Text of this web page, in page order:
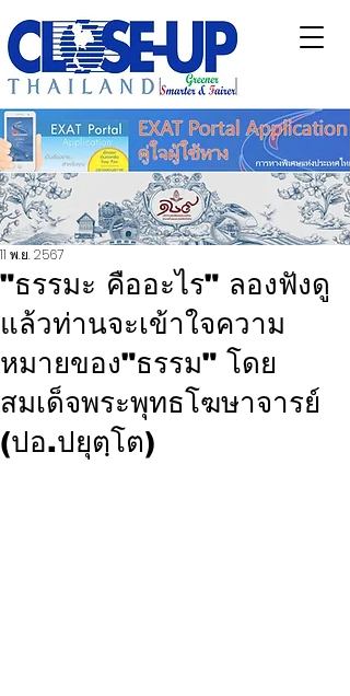
"ธรรมะ คืออะไร" ลองฟังดู
แล้วท่านจะเข้าใจความ
หมายของ"ธรรม" โดย
สมเด็จพระพุทธโฆษาจารย์
(ปอ.ปยุตฺโต)
11 พ.ย. 2567